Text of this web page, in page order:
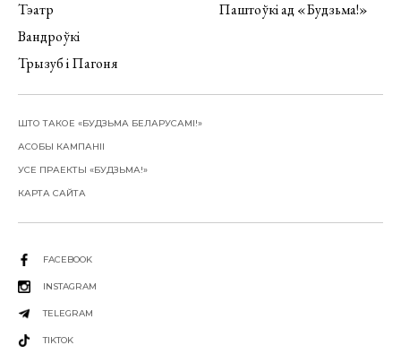
Тэатр
Вандроўкі
Трызуб і Пагоня
Паштоўкі ад «Будзьма!»
ШТО ТАКОЕ «БУДЗЬМА БЕЛАРУСАМІ!»
АСОБЫ КАМПАНІІ
УСЕ ПРАЕКТЫ «БУДЗЬМА!»
КАРТА САЙТА
FACEBOOK
INSTAGRAM
TELEGRAM
TIKTOK